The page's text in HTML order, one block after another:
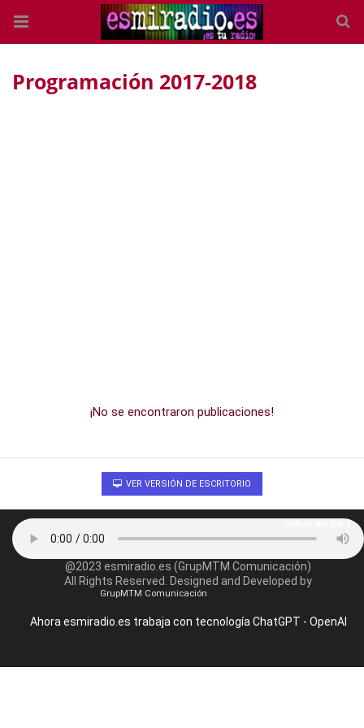
Programación 2017-2018
¡No se encontraron publicaciones!
VER VERSIÓN DE ESCRITORIO
@2023 esmiradio.es (GrupMTM Comunicación)
All Rights Reserved. Designed and Developed by
GrupMTM Comunicación
Ahora esmiradio.es trabaja con tecnología ChatGPT - OpenAI